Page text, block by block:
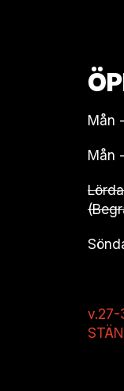
Mån
Mån
v.27-